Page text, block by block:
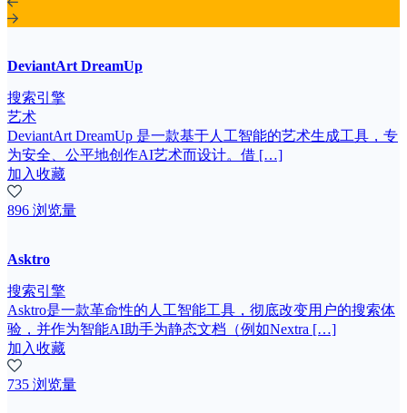
DeviantArt DreamUp
搜索引擎
艺术
DeviantArt DreamUp 是一款基于人工智能的艺术生成工具，专
为安全、公平地创作AI艺术而设计。借 […]
加入收藏
896 浏览量
Asktro
搜索引擎
Asktro是一款革命性的人工智能工具，彻底改变用户的搜索体
验，并作为智能AI助手为静态文档（例如Nextra […]
加入收藏
735 浏览量